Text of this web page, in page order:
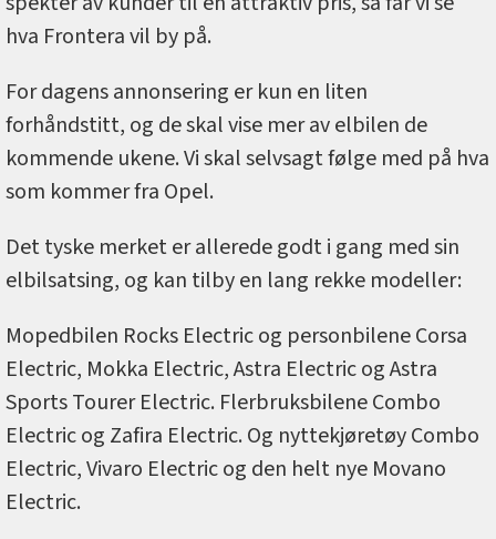
hva Frontera vil by på.
For dagens annonsering er kun en liten
forhåndstitt, og de skal vise mer av elbilen de
kommende ukene. Vi skal selvsagt følge med på hva
som kommer fra Opel.
Det tyske merket er allerede godt i gang med sin
elbilsatsing, og kan tilby en lang rekke modeller:
Mopedbilen Rocks Electric og personbilene Corsa
Electric, Mokka Electric, Astra Electric og Astra
Sports Tourer Electric. Flerbruksbilene Combo
Electric og Zafira Electric. Og nyttekjøretøy Combo
Electric, Vivaro Electric og den helt nye Movano
Electric.